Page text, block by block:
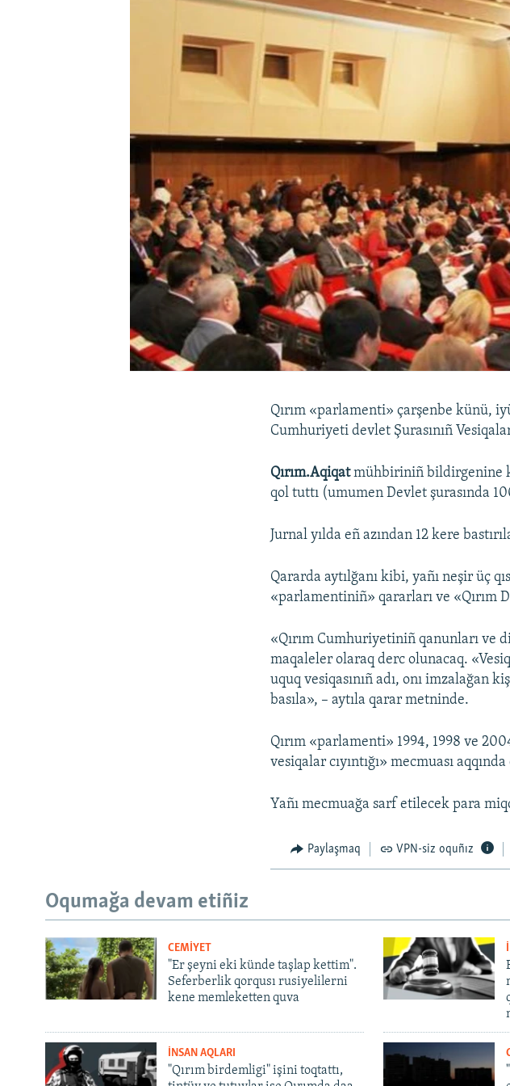
Qırım «parlamenti» çarşenbe künü,
Cumhuriyeti devlet Şurasınıñ
Qırım.Aqiqatmühbiriniñ bildirgenine
qol tuttı (umumen Devlet şurasında
Jurnal yılda eñ azından 12 kere
Qararda aytılğanı kibi, yañı neşir üç
«parlamentiniñ» qararları ve «Qırım
«Qırım Cumhuriyetiniñ qanunları ve
maqaleler olaraq derc olunacaq.
uquq vesiqasınıñ adı, onı imzalağan
basıla», – aytıla qarar metninde.
Qırım «parlamenti» 1994, 1998 ve
vesiqalar cıyıntığı» mecmuası
Yañı mecmuağa sarf etilecek para
Paylaşmaq VPN-siz oquñız
Oqumağa devam etiñiz
CEMİYET
"Er şeyni eki künde taşlap kettim".
Seferberlik qorqusı rusiyelilerni
kene memleketten quva
İNSAN AQLARI
"Qırım birdemligi" işini toqtattı,